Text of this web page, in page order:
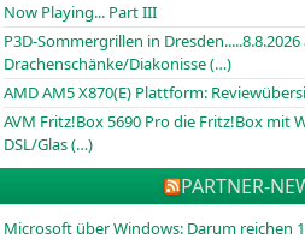
Now Playing... Part III
P3D-Sommergrillen in
Drachenschänke/Diakonisse (…)
AMD AM5 X870(E) Plattform:
AVM Fritz!Box 5690 Pro die Fritz!Box mit
DSL/Glas (…)
PARTNER-
Microsoft über Windows: Darum reichen